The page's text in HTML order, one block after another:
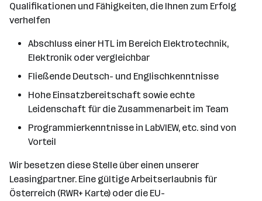
Qualifikationen und Fähigkeiten, die Ihnen zum Erfolg
verhelfen
Abschluss einer HTL im Bereich Elektrotechnik,
Elektronik oder vergleichbar
Fließende Deutsch- und Englischkenntnisse
Hohe Einsatzbereitschaft sowie echte
Leidenschaft für die Zusammenarbeit im Team
Programmierkenntnisse in LabVIEW, etc. sind von
Vorteil
Wir besetzen diese Stelle über einen unserer
Leasingpartner. Eine gültige Arbeitserlaubnis für
Österreich (RWR+ Karte) oder die EU-